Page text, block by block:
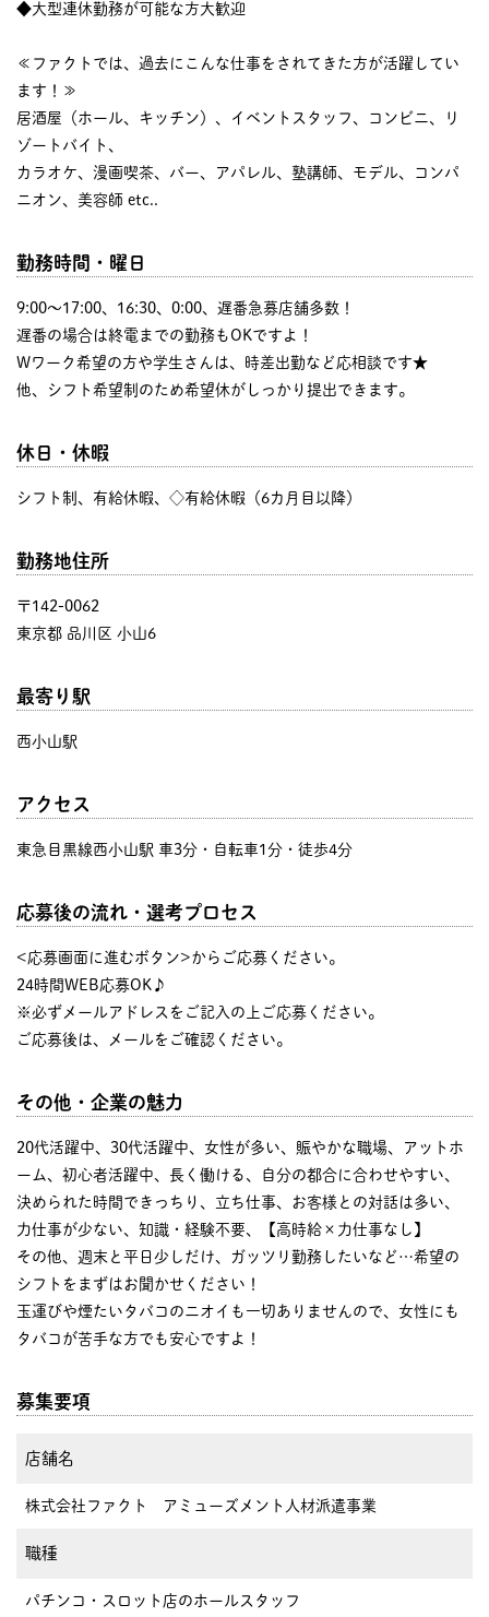
◆大型連休勤務が可能な方大歓迎
≪ファクトでは、過去にこんな仕事をされてきた方が活躍してい
ます！≫
居酒屋（ホール、キッチン）、イベントスタッフ、コンビニ、リ
ゾートバイト、
カラオケ、漫画喫茶、バー、アパレル、塾講師、モデル、コンパ
ニオン、美容師 etc..
勤務時間・曜日
9:00〜17:00、16:30、0:00、遅番急募店舗多数！
遅番の場合は終電までの勤務もOKですよ！
Wワーク希望の方や学生さんは、時差出勤など応相談です★
他、シフト希望制のため希望休がしっかり提出できます。
休日・休暇
シフト制、有給休暇、◇有給休暇（6カ月目以降）
勤務地住所
〒142-0062
東京都 品川区 小山6
最寄り駅
西小山駅
アクセス
東急目黒線西小山駅 車3分・自転車1分・徒歩4分
応募後の流れ・選考プロセス
<応募画面に進むボタン>からご応募ください。
24時間WEB応募OK♪
※必ずメールアドレスをご記入の上ご応募ください。
ご応募後は、メールをご確認ください。
その他・企業の魅力
20代活躍中、30代活躍中、女性が多い、賑やかな職場、アットホ
ーム、初心者活躍中、長く働ける、自分の都合に合わせやすい、
決められた時間できっちり、立ち仕事、お客様との対話は多い、
力仕事が少ない、知識・経験不要、【高時給×力仕事なし】
その他、週末と平日少しだけ、ガッツリ勤務したいなど…希望の
シフトをまずはお聞かせください！
玉運びや煙たいタバコのニオイも一切ありませんので、女性にも
タバコが苦手な方でも安心ですよ！
募集要項
店舗名
株式会社ファクト アミューズメント人材派遣事業
職種
パチンコ・スロット店のホールスタッフ